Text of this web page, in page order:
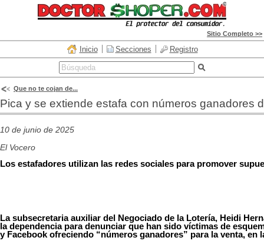
Sitio Completo >>
Inicio Secciones Registro
Que no te cojan de...
Pica y se extiende estafa con números ganadores
10 de junio de 2025
El Vocero
Los estafadores utilizan las redes sociales para promover
Lasubsecretariaauxiliar del Negociado de la Lotería, Heidi
ladependenciaparadenunciar que han sido víctimas de
y Facebook ofreciendo “números ganadores” para laventa,en